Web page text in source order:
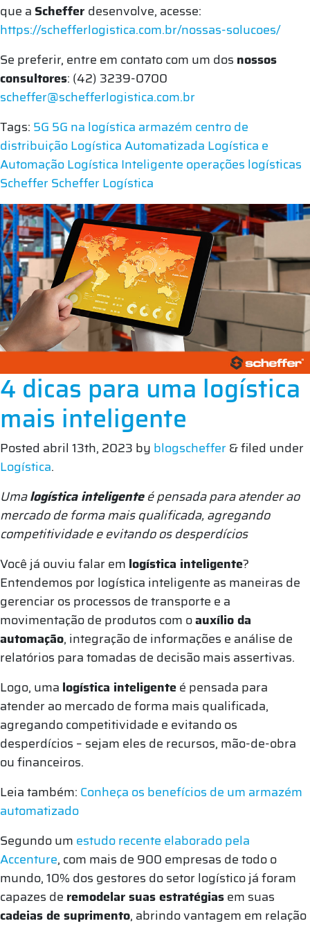
que aScheffer desenvolve, acesse:
https://schefferlogistica.com.br/nossas-solucoes/
Se preferir, entre em contato com um dos nossos
consultores: (42) 3239-0700
scheffer@schefferlogistica.com.br
Tags: 5G 5G na logística armazém centro de
distribuiçãoLogística Automatizada Logística e
AutomaçãoLogística Inteligente operações logísticas
SchefferScheffer Logística
4 dicas para uma logística
mais inteligente
Posted abril 13th, 2023 by blogscheffer&filed under
Logística.
Umalogística inteligenteé pensada para atender ao
mercado de forma mais qualificada, agregando
competitividade e evitando os desperdícios
Você já ouviu falar em logística inteligente?
Entendemos por logística inteligente as maneiras de
gerenciar os processos de transporte e a
movimentação de produtos com oauxílio da
automação, integração de informações e análise de
relatórios para tomadas de decisão mais assertivas.
Logo, uma logística inteligenteé pensada para
atender ao mercado de forma mais qualificada,
agregando competitividade e evitando os
desperdícios – sejam eles de recursos, mão-de-obra
ou financeiros.
Leia também: Conheça os benefícios de um armazém
automatizado
Segundo um estudo recente elaborado pela
Accenture, com mais de 900 empresas de todo o
mundo, 10% dos gestores do setor logístico já foram
capazes de remodelar suas estratégiasem suas
cadeias de suprimento, abrindo vantagem em relação